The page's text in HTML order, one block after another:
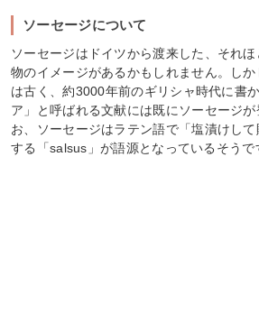
ソーセージについて
ソーセージはドイツから渡来した、それ
物のイメージがあるかもしれません。し
は古く、約3000年前のギリシャ時代に書
ア」と呼ばれる文献には既にソーセージ
お、ソーセージはラテン語で「塩漬けし
する「salsus」が語源となっているそうで